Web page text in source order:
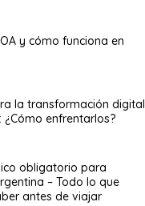
y cómo funciona en
la transformación digital
¿Cómo enfrentarlos?
obligatorio para
– Todo lo que
antes de viajar